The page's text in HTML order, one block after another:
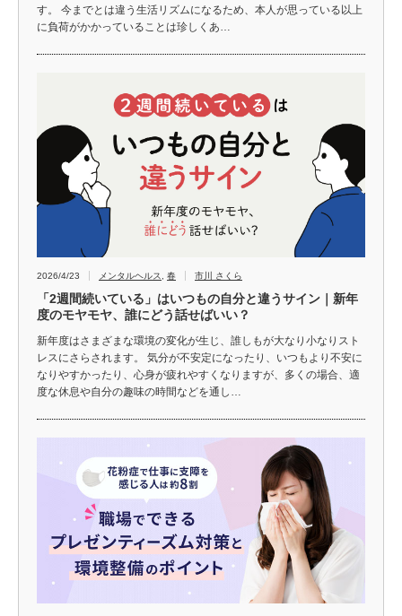
す。 今までとは違う生活リズムになるため、本人が思っている以上
に負荷がかかっていることは珍しくあ…
2026/4/23 メンタルヘルス 春 市川 さくら
「2週間続いている」はいつもの自分と違うサイン｜新年
度のモヤモヤ、誰にどう話せばいい？
新年度はさまざまな環境の変化が生じ、誰しもが大なり小なりスト
レスにさらされます。 気分が不安定になったり、いつもより不安に
なりやすかったり、心身が疲れやすくなりますが、多くの場合、適
度な休息や自分の趣味の時間などを通し…